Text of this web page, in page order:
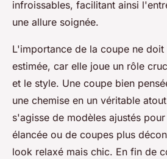
infroissables, facilitant ainsi
une allure soignée.
L'importance de la coupe ne
estimée, car elle joue un rôle
et le style. Une coupe bien
une chemise en un véritable
s'agisse de modèles ajustés
élancée ou de coupes plus
look relaxé mais chic. En fin de